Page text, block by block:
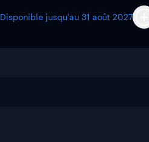
Disponible jusqu'au 31 août 2027